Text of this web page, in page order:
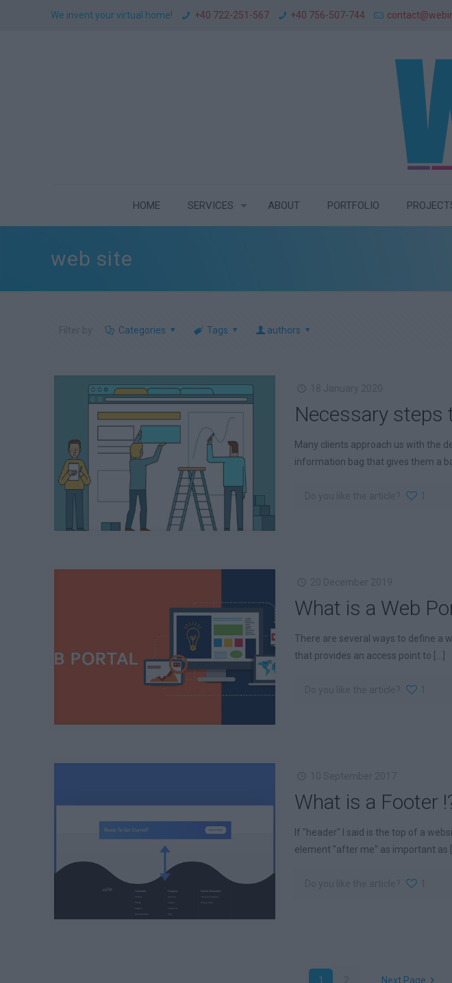
We invent your virtual home! +40 722-251-567 +40 756-507-744
HOME SERVICES ABOUT PORTFOLIO
web site
Categories Tags authors
Necessary
Many clients approach us with the
information bag that gives them a
What is a Web
There are several ways to define a
that provides an access point to [...]
What is a Footer
If "header" I said is the top of a
element "after me" as important as
1 Next Page